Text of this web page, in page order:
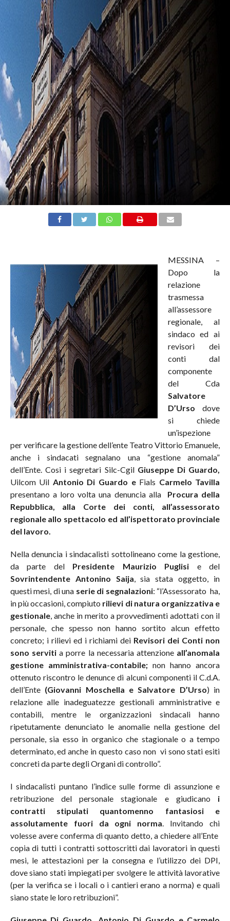
MESSINA –
Dopo la
relazione
trasmessa
all’assessore
regionale, al
sindaco ed ai
revisori dei
conti dal
componente
del Cda
Salvatore
D’Urso dove
si chiede
un’ispezione
per verificare la gestione dell’ente Teatro Vittorio Emanuele,
anche i sindacati segnalano una “gestione anomala”
dell’Ente. Cosi i segretari Silc-Cgil Giuseppe Di Guardo,
Uilcom Uil Antonio Di Guardo e Fials Carmelo Tavilla
presentano a loro volta una denuncia alla Procura della
Repubblica, alla Corte dei conti, all’assessorato
regionale allo spettacolo ed all’ispettorato provinciale
del lavoro.
Nella denuncia i sindacalisti sottolineano come la gestione,
da parte del Presidente Maurizio Puglisi e del
Sovrintendente Antonino Saija, sia stata oggetto, in
questi mesi, di una serie di segnalazioni: “l’Assessorato ha,
in più occasioni, compiuto rilievi di natura organizzativa e
gestionale, anche in merito a provvedimenti adottati con il
personale, che spesso non hanno sortito alcun effetto
concreto; i rilievi ed i richiami dei Revisori dei Conti non
sono servitia porre la necessaria attenzione all’anomala
gestione amministrativa-contabile;non hanno ancora
ottenuto riscontro le denunce di alcuni componenti il C.d.A.
dell’Ente (Giovanni Moschella e Salvatore D’Urso) in
relazione alle inadeguatezze gestionali amministrative e
contabili, mentre le organizzazioni sindacali hanno
ripetutamente denunciato le anomalie nella gestione del
personale, sia esso in organico che stagionale o a tempo
determinato, ed anche in questo caso non vi sono stati esiti
concreti da parte degli Organi di controllo”.
I sindacalisti puntano l’indice sulle forme di assunzione e
retribuzione del personale stagionale e giudicano i
contratti stipulati quantomenno fantasiosi e
assolutamente
fuori da ogni norma. Invitando chi
volesse avere conferma di quanto detto, a chiedere all’Ente
copia di tutti i contratti sottoscritti dai lavoratori in questi
mesi, le attestazioni per la consegna e l’utilizzo dei DPI,
dove siano stati impiegati per svolgere le attività lavorative
(per la verifica se i locali o i cantieri erano a norma) e quali
siano state le loro retribuzioni”.